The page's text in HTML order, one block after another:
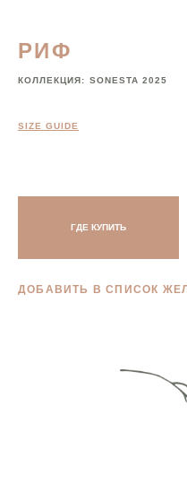
РИФ
КОЛЛЕКЦИЯ: SONESTA 2025
SIZE GUIDE
ГДЕ КУПИТЬ
ДОБАВИТЬ В СПИСОК